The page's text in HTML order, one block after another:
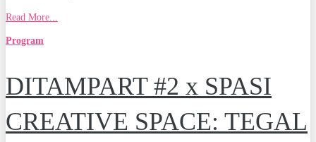
Read More...
Program
DITAMPART #2 x SPASI
CREATIVE SPACE: TEGAL